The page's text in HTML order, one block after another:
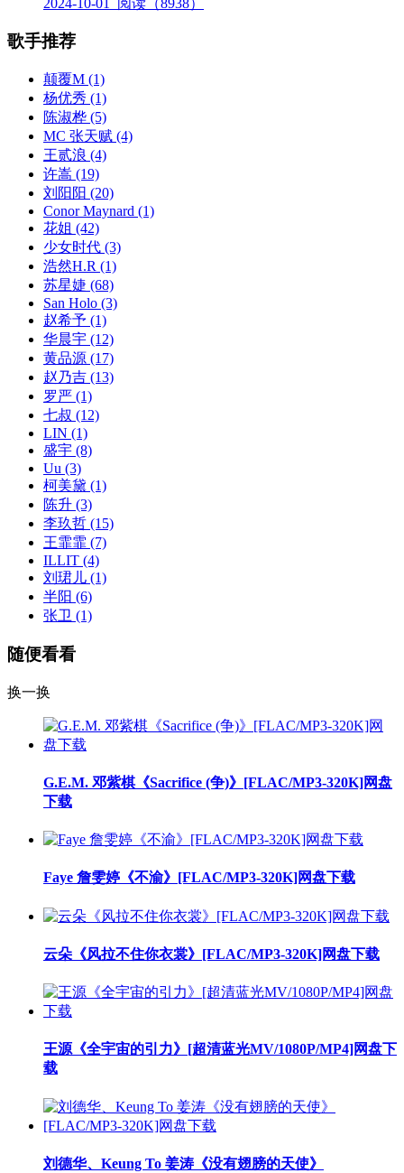
歌手推荐
颠覆M (1)
杨优秀 (1)
陈淑桦 (5)
MC 张天赋 (4)
王贰浪 (4)
许嵩 (19)
刘阳阳 (20)
Conor Maynard (1)
花姐 (42)
少女时代 (3)
浩然H.R (1)
苏星婕 (68)
San Holo (3)
赵希予 (1)
华晨宇 (12)
黄品源 (17)
赵乃吉 (13)
罗严 (1)
七叔 (12)
LIN (1)
盛宇 (8)
Uu (3)
柯美黛 (1)
陈升 (3)
李玖哲 (15)
王霏霏 (7)
ILLIT (4)
刘珺儿 (1)
半阳 (6)
张卫 (1)
随便看看
换一换
G.E.M. 邓紫棋《Sacrifice (争)》[FLAC/MP3-320K]网盘
下载
Faye 詹雯婷《不渝》[FLAC/MP3-320K]网盘下载
云朵《风拉不住你衣裳》[FLAC/MP3-320K]网盘下载
王源《全宇宙的引力》[超清蓝光MV/1080P/MP4]网盘下
载
刘德华、Keung To 姜涛《没有翅膀的天使》